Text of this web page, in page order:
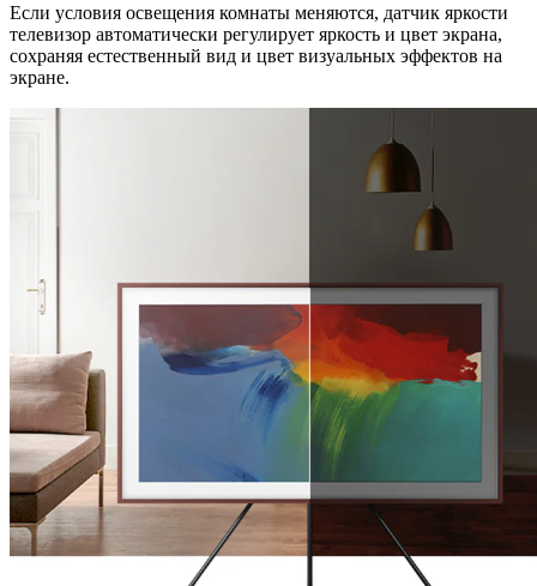
Если условия освещения комнаты меняются, датчик яркости
телевизор автоматически регулирует яркость и цвет экрана,
сохраняя естественный вид и цвет визуальных эффектов на
экране.